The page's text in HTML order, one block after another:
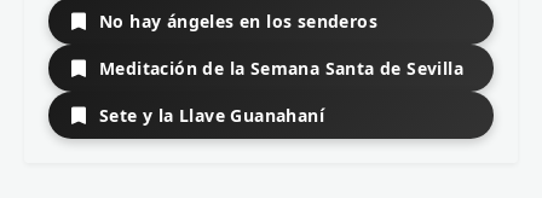
No hay ángeles en los senderos
Meditación de la Semana Santa de Sevilla
Sete y la Llave Guanahaní